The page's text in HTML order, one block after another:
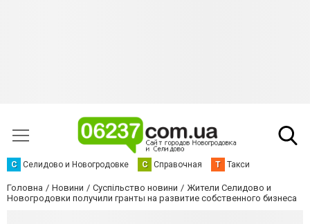
С Селидово и Новогродовке С Справочная Т Такси
Головна Новини Суспільство новини
Жители Селидово и
Новогродовки получили гранты на развитие собственного бизнеса